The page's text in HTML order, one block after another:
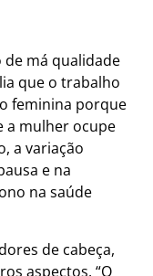
má qualidade
que o trabalho
feminina porque
a mulher ocupe
a variação
e na
na saúde
de cabeça,
aspectos. “O